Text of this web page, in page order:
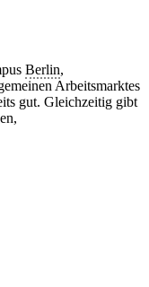
Berlin,
Arbeitsmarktes
gut. Gleichzeitig gibt